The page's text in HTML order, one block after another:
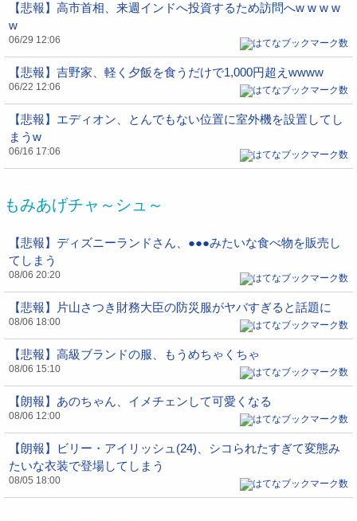
【悲報】高市首相、来週インドへ投資するため訪問へw w w w
w
06/29 12:06
【悲報】吉野家、軽く夕飯を食うだけで1,000円超えwwww
06/22 12:06
【悲報】エディオン、とんでもない位置に室外機を設置してし
まうw
06/16 17:06
もみあげチャ～シュ～
【悲報】ディズニーランドさん、●●●みたいな食べ物を販売し
てしまう
08/06 20:20
【悲報】片山さつき財務大臣の防災服がヤバすぎると話題に
08/06 18:00
【悲報】高級ブランドの服、もうめちゃくちゃ
08/06 15:10
【朗報】あのちゃん、イメチェンして可愛くなる
08/06 12:00
【朗報】ビリー・アイリッシュ(24)、シコられたすぎて変態み
たいな衣装で登場してしまう
08/05 18:00